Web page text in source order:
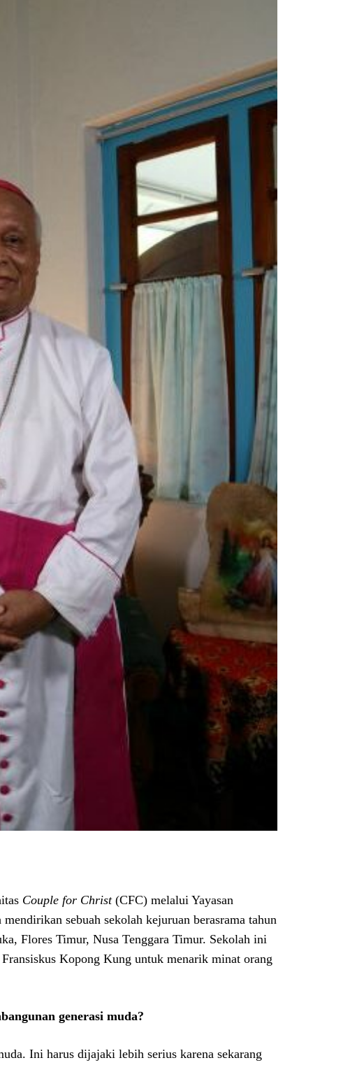
Couple for Christ(CFC) melalui Yayasan
sebuah sekolah kejuruan berasrama tahun
Flores Timur, Nusa Tenggara Timur. Sekolah ini
Kopong Kung untuk menarik minat orang
generasi muda?
Ini harus dijajaki lebih serius karena sekarang